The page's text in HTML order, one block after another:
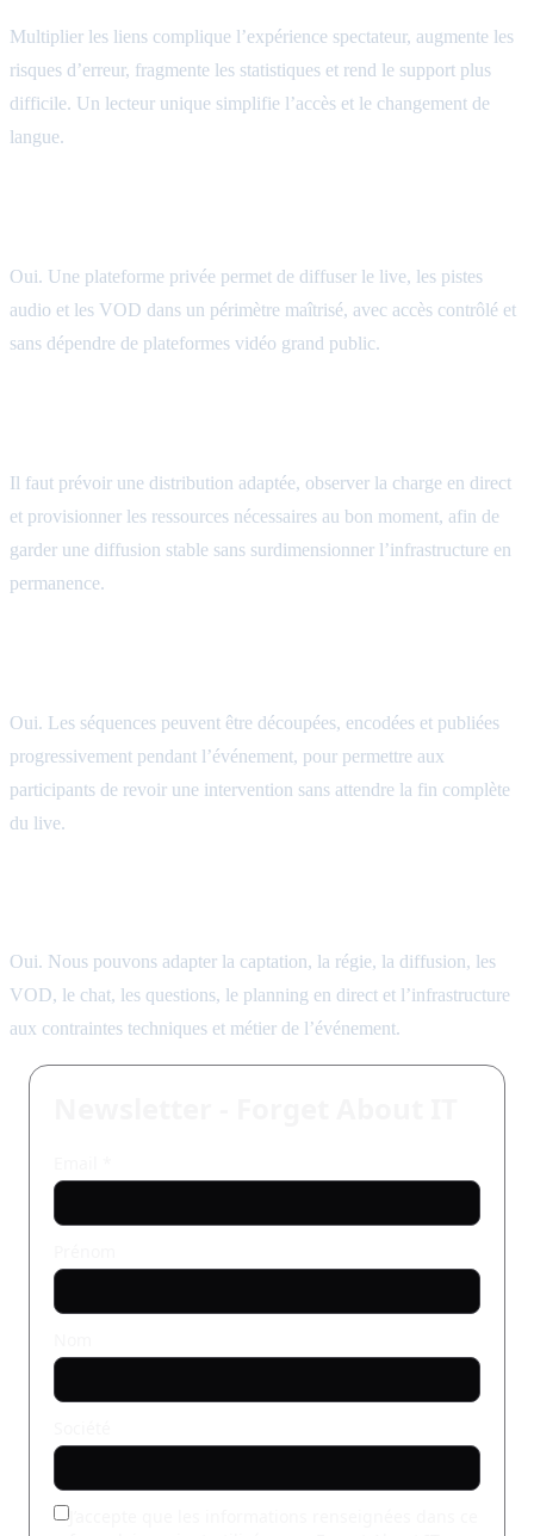
Multiplier les liens complique l’expérience spectateur, augmente les
risques d’erreur, fragmente les statistiques et rend le support plus
difficile. Un lecteur unique simplifie l’accès et le changement de
langue.
Oui. Une plateforme privée permet de diffuser le live, les pistes
audio et les VOD dans un périmètre maîtrisé, avec accès contrôlé et
sans dépendre de plateformes vidéo grand public.
Il faut prévoir une distribution adaptée, observer la charge en direct
et provisionner les ressources nécessaires au bon moment, afin de
garder une diffusion stable sans surdimensionner l’infrastructure en
permanence.
Oui. Les séquences peuvent être découpées, encodées et publiées
progressivement pendant l’événement, pour permettre aux
participants de revoir une intervention sans attendre la fin complète
du live.
Oui. Nous pouvons adapter la captation, la régie, la diffusion, les
VOD, le chat, les questions, le planning en direct et l’infrastructure
aux contraintes techniques et métier de l’événement.